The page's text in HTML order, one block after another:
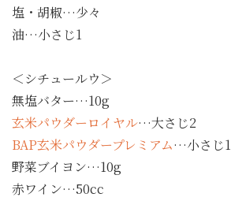
塩・胡椒…少々
油…小さじ1
＜シチュールウ＞
無塩バター…10g
玄米パウダーロイヤル…大さじ2
BAP玄米パウダープレミアム…小さじ1
野菜ブイヨン…10g
赤ワイン…50cc